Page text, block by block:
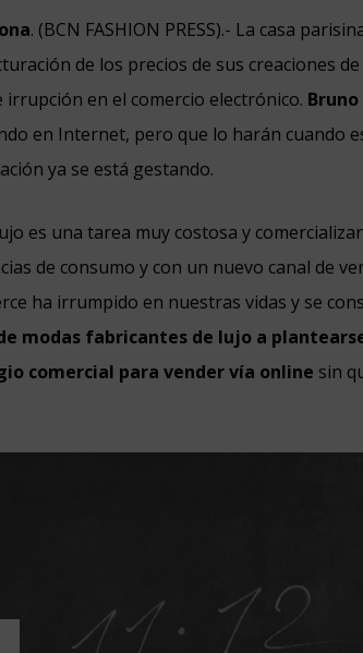
. (BCN FASHION PRESS).- La casa
de los precios de sus creaciones de
irrupción en el comercio electrónico.
en Internet, pero que lo harán cuando
ya se está gestando.
es una tarea muy costosa y
de consumo y con un nuevo canal de
ha irrumpido en nuestras vidas y se
modas fabricantes de lujo a
comercial para vender vía online sin